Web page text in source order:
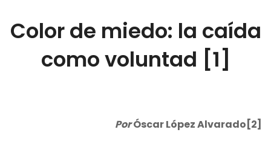
Color de miedo: la caída
como voluntad [1]
PorÓscar López Alvarado [2]